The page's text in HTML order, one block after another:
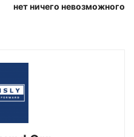
нет ничего невозможного